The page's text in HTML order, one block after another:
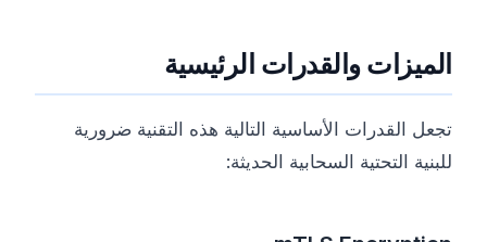
الميزات والقدرات الرئيسية
تجعل القدرات الأساسية التالية هذه التقنية ضرورية
للبنية التحتية السحابية الحديثة: